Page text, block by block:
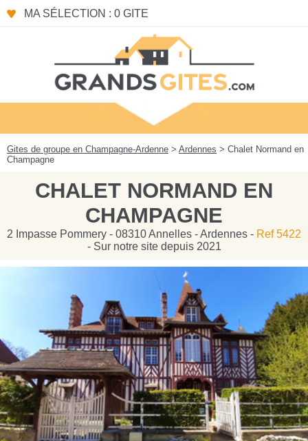
MA SÉLECTION : 0 GITE
Gites de groupe en Champagne-Ardenne > Ardennes > Chalet Normand en
Champagne
CHALET NORMAND EN
CHAMPAGNE
2 Impasse Pommery - 08310 Annelles - Ardennes - Ref 5422
- Sur notre site depuis 2021
Panneau de gestion des cookies